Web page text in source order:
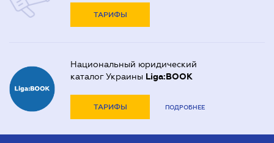
ТАРИФЫ
Национальный юридический
каталог Украины Liga:BOOK
ТАРИФЫ ПОДРОБНЕЕ